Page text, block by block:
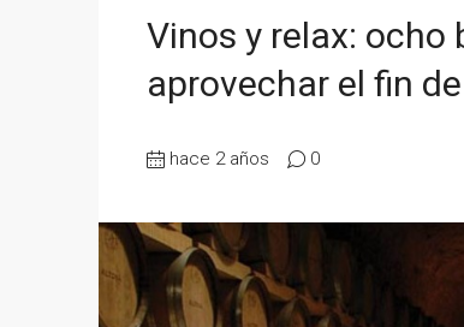
Vinos y relax: ocho
aprovechar el fin
hace 2 años 0